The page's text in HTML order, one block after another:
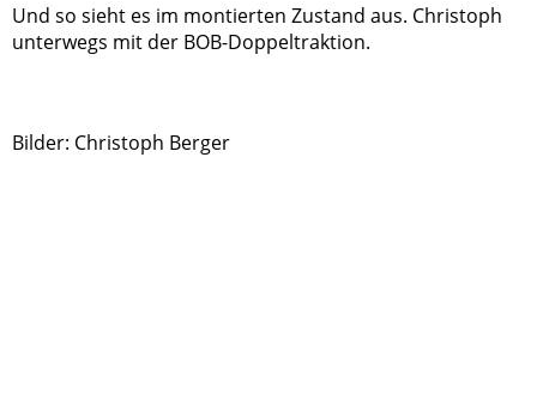
Und so sieht es im montierten Zustand aus. Christoph
unterwegs mit der BOB-Doppeltraktion.
Bilder: Christoph Berger